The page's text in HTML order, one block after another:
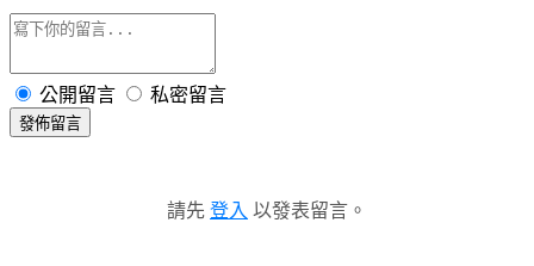
公開留言 私密留言
發佈留言
請先 登入 以發表留言。